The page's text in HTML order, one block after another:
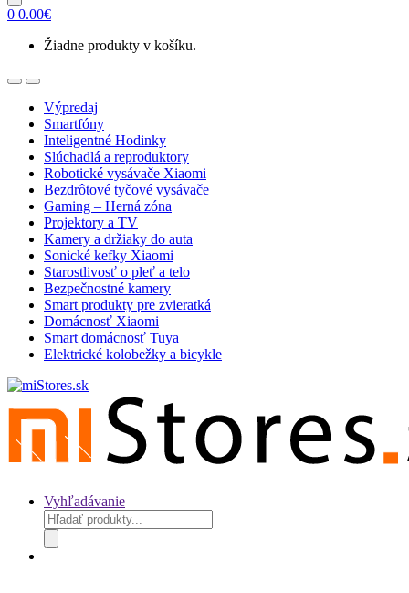
0 0.00€
Žiadne produkty v košíku.
OpenClose
Výpredaj
Smartfóny
Inteligentné Hodinky
Slúchadlá a reproduktory
Robotické vysávače Xiaomi
Bezdrôtové tyčové vysávače
Gaming – Herná zóna
Projektory a TV
Kamery a držiaky do auta
Sonické kefky Xiaomi
Starostlivosť o pleť a telo
Bezpečnostné kamery
Smart produkty pre zvieratká
Domácnosť Xiaomi
Smart domácnosť Tuya
Elektrické kolobežky a bicykle
Vyhľadávanie
Products
search